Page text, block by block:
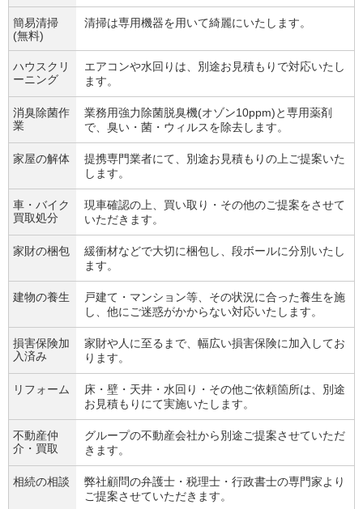
簡易清掃
(無料)
清掃は専用機器を用いて綺麗にいたします。
ハウスクリ
ーニング
エアコンや水回りは、別途お見積もりで対応いたし
ます。
消臭除菌作
業
業務用強力除菌脱臭機(オゾン10ppm)と専用薬剤
で、臭い・菌・ウィルスを除去します。
家屋の解体
提携専門業者にて、別途お見積もりの上ご提案いた
します。
車・バイク
買取処分
現車確認の上、買い取り・その他のご提案をさせて
いただきます。
家財の梱包
緩衝材などで大切に梱包し、段ボールに分別いたし
ます。
建物の養生
戸建て・マンション等、その状況に合った養生を施
し、他にご迷惑がかからない対応いたします。
損害保険加
入済み
家財や人に至るまで、幅広い損害保険に加入してお
ります。
リフォーム
床・壁・天井・水回り・その他ご依頼箇所は、別途
お見積もりにて実施いたします。
不動産仲
介・買取
グループの不動産会社から別途ご提案させていただ
きます。
相続の相談
弊社顧問の弁護士・税理士・行政書士の専門家より
ご提案させていただきます。